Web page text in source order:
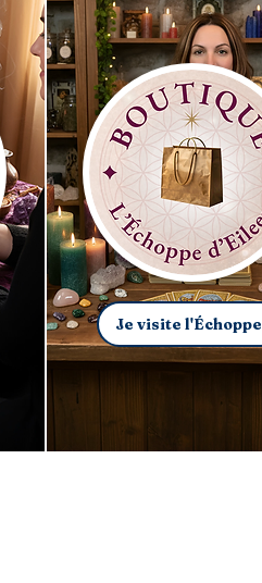
Je visite l'Échoppe